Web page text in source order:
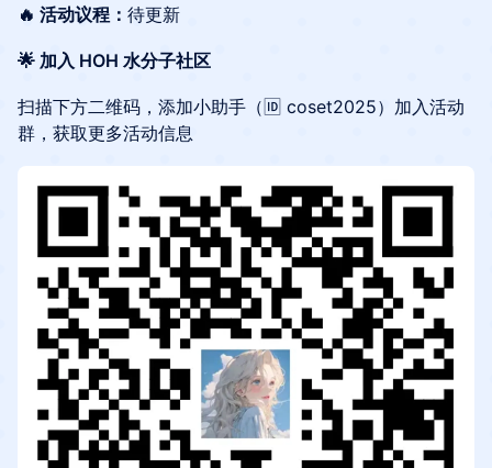
🔥 活动议程： 待更新
🌟 加入 HOH 水分子社区
​​扫描下方二维码，添加小助手（🆔 coset2025）加入活动
群，获取更多活动信息